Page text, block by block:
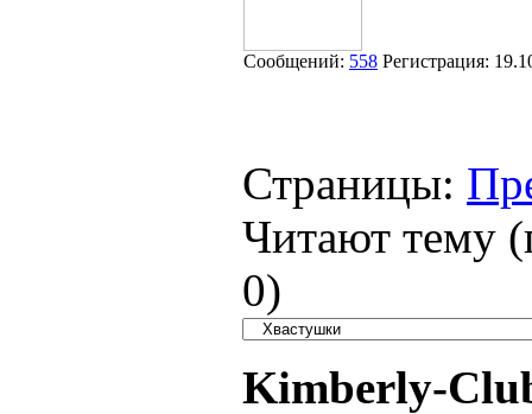
Сообщений: 558 Регистрация:
Страницы:
Читают тему
0)
Kimberly-